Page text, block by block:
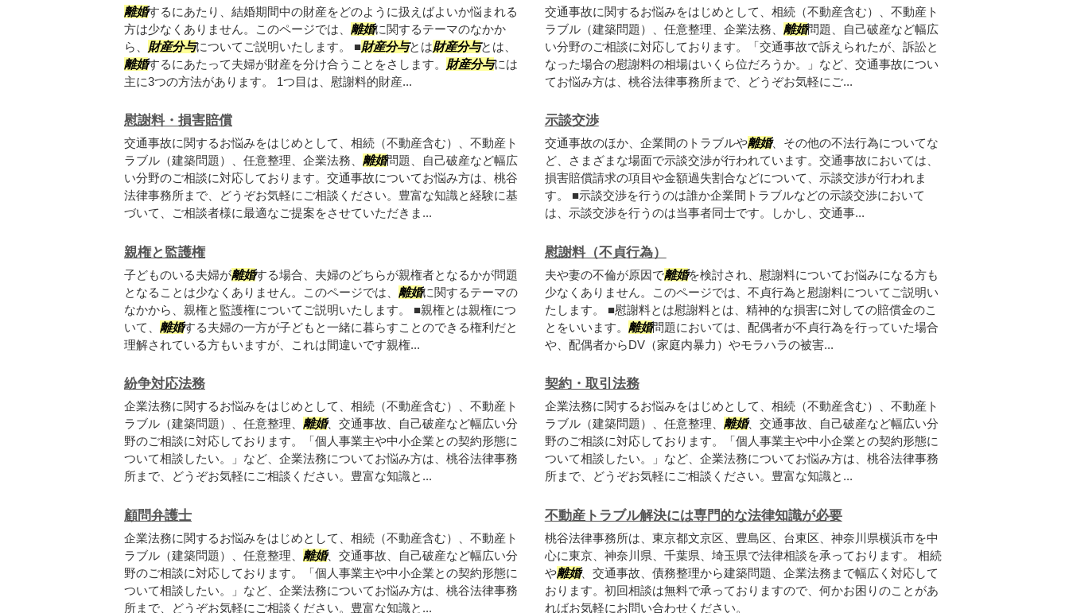
離婚するにあたり、結婚期間中の財産をどのように扱えばよいか悩まれる
方は少なくありません。このページでは、 離婚に関するテーマのなかか
ら、 財産分与についてご説明いたします。 ■財産分与とは財産分与とは、
離婚するにあたって夫婦が財産を分け合うことをさします。 財産分与には
主に3つの方法があります。 1つ目は、慰謝料的財産...
交通事故に関するお悩みをはじめとして、相続（不動産含む）、不動産ト
ラブル（建築問題）、任意整理、企業法務、 離婚問題、自己破産など幅広
い分野のご相談に対応しております。「交通事故で訴えられたが、訴訟と
なった場合の慰謝料の相場はいくら位だろうか。」など、交通事故につい
てお悩み方は、桃谷法律事務所まで、どうぞお気軽にご...
慰謝料・損害賠償
交通事故に関するお悩みをはじめとして、相続（不動産含む）、不動産ト
ラブル（建築問題）、任意整理、企業法務、 離婚問題、自己破産など幅広
い分野のご相談に対応しております。交通事故についてお悩み方は、桃谷
法律事務所まで、どうぞお気軽にご相談ください。豊富な知識と経験に基
づいて、ご相談者様に最適なご提案をさせていただきま...
示談交渉
交通事故のほか、企業間のトラブルや離婚、その他の不法行為についてな
ど、さまざまな場面で示談交渉が行われています。交通事故においては、
損害賠償請求の項目や金額過失割合などについて、示談交渉が行われま
す。 ■示談交渉を行うのは誰か企業間トラブルなどの示談交渉において
は、示談交渉を行うのは当事者同士です。しかし、交通事...
親権と監護権
子どものいる夫婦が離婚する場合、夫婦のどちらが親権者となるかが問題
となることは少なくありません。このページでは、 離婚に関するテーマの
なかから、親権と監護権についてご説明いたします。 ■親権とは親権につ
いて、 離婚する夫婦の一方が子どもと一緒に暮らすことのできる権利だと
理解されている方もいますが、これは間違いです親権...
慰謝料（不貞行為）
夫や妻の不倫が原因で離婚を検討され、慰謝料についてお悩みになる方も
少なくありません。このページでは、不貞行為と慰謝料についてご説明い
たします。 ■慰謝料とは慰謝料とは、精神的な損害に対しての賠償金のこ
とをいいます。 離婚問題においては、配偶者が不貞行為を行っていた場合
や、配偶者からDV（家庭内暴力）やモラハラの被害...
紛争対応法務
企業法務に関するお悩みをはじめとして、相続（不動産含む）、不動産ト
ラブル（建築問題）、任意整理、 離婚、交通事故、自己破産など幅広い分
野のご相談に対応しております。「個人事業主や中小企業との契約形態に
ついて相談したい。」など、企業法務についてお悩み方は、桃谷法律事務
所まで、どうぞお気軽にご相談ください。豊富な知識と...
契約・取引法務
企業法務に関するお悩みをはじめとして、相続（不動産含む）、不動産ト
ラブル（建築問題）、任意整理、 離婚、交通事故、自己破産など幅広い分
野のご相談に対応しております。「個人事業主や中小企業との契約形態に
ついて相談したい。」など、企業法務についてお悩み方は、桃谷法律事務
所まで、どうぞお気軽にご相談ください。豊富な知識と...
顧問弁護士
企業法務に関するお悩みをはじめとして、相続（不動産含む）、不動産ト
ラブル（建築問題）、任意整理、 離婚、交通事故、自己破産など幅広い分
野のご相談に対応しております。「個人事業主や中小企業との契約形態に
ついて相談したい。」など、企業法務についてお悩み方は、桃谷法律事務
所まで、どうぞお気軽にご相談ください。豊富な知識と...
不動産トラブル解決には専門的な法律知識が必要
桃谷法律事務所は、東京都文京区、豊島区、台東区、神奈川県横浜市を中
心に東京、神奈川県、千葉県、埼玉県で法律相談を承っております。 相続
や離婚、交通事故、債務整理から建築問題、企業法務まで幅広く対応して
おります。初回相談は無料で承っておりますので、何かお困りのことがあ
ればお気軽にお問い合わせください。